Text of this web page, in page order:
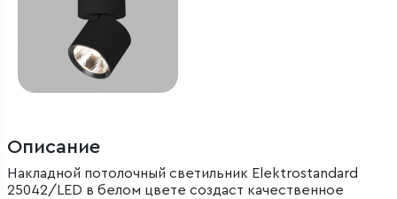
Описание
Накладной потолочный светильник Elektrostandard
25042/LED в белом цвете создаст качественное